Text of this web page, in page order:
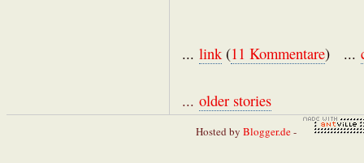
... link (11 Kommentare) ...
... older stories
Hosted by Blogger.de-